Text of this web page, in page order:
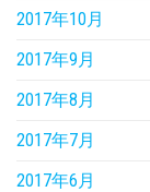
2017年10月
2017年9月
2017年8月
2017年7月
2017年6月